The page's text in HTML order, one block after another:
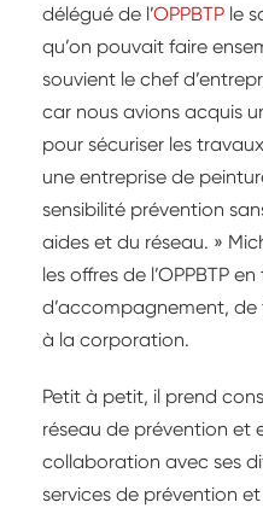
délégué de l’OPPBTP le
qu’on pouvait faire
souvient le chef
car nous avions acquis
pour sécuriser les
une entreprise de
sensibilité prévention
aides et du réseau. »
les offres de l’OPPBTP
d’accompagnement,
à la corporation.
Petit à petit, il prend
réseau de prévention et
collaboration avec ses
services de prévention